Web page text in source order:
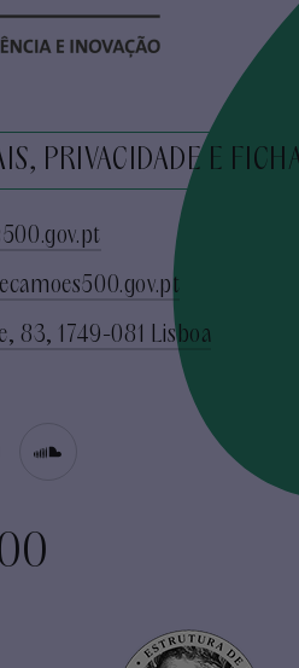
PRIVACIDADE E
83, 1749-081 Lisboa